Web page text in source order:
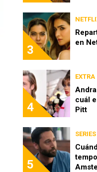
3
en
4
EXTRA
cuál
Pitt
5
SERIES